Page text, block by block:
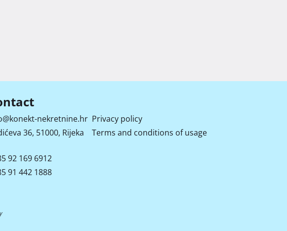
nekretnine.hr
36, 51000, Rijeka
92 169 6912
91 442 1888
Privacy policy
Terms and conditions of usage